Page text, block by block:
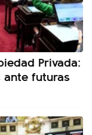
Privada:
futuras